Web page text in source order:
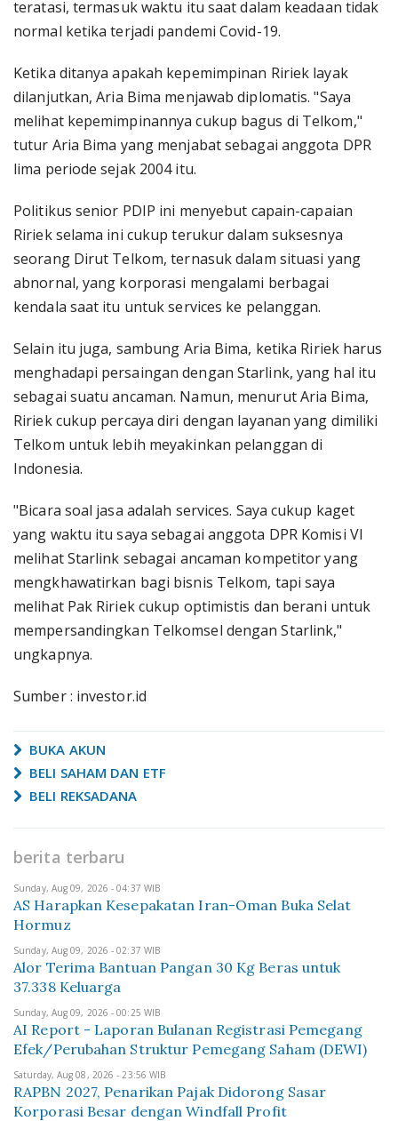
teratasi, termasuk waktu itu saat dalam keadaan tidak
normal ketika terjadi pandemi Covid-19.
Ketika ditanya apakah kepemimpinan Ririek layak
dilanjutkan, Aria Bima menjawab diplomatis. "Saya
melihat kepemimpinannya cukup bagus di Telkom,"
tutur Aria Bima yang menjabat sebagai anggota DPR
lima periode sejak 2004 itu.
Politikus senior PDIP ini menyebut capain-capaian
Ririek selama ini cukup terukur dalam suksesnya
seorang Dirut Telkom, ternasuk dalam situasi yang
abnornal, yang korporasi mengalami berbagai
kendala saat itu untuk services ke pelanggan.
Selain itu juga, sambung Aria Bima, ketika Ririek harus
menghadapi persaingan dengan Starlink, yang hal itu
sebagai suatu ancaman. Namun, menurut Aria Bima,
Ririek cukup percaya diri dengan layanan yang dimiliki
Telkom untuk lebih meyakinkan pelanggan di
Indonesia.
"Bicara soal jasa adalah services. Saya cukup kaget
yang waktu itu saya sebagai anggota DPR Komisi VI
melihat Starlink sebagai ancaman kompetitor yang
mengkhawatirkan bagi bisnis Telkom, tapi saya
melihat Pak Ririek cukup optimistis dan berani untuk
mempersandingkan Telkomsel dengan Starlink,"
ungkapnya.
Sumber : investor.id
BUKA AKUN
BELI SAHAM DAN ETF
BELI REKSADANA
berita terbaru
Sunday, Aug 09, 2026 - 04:37 WIB
AS Harapkan Kesepakatan Iran-Oman Buka Selat
Hormuz
Sunday, Aug 09, 2026 - 02:37 WIB
Alor Terima Bantuan Pangan 30 Kg Beras untuk
37.338 Keluarga
Sunday, Aug 09, 2026 - 00:25 WIB
AI Report - Laporan Bulanan Registrasi Pemegang
Efek/Perubahan Struktur Pemegang Saham (DEWI)
Saturday, Aug 08, 2026 - 23:56 WIB
RAPBN 2027, Penarikan Pajak Didorong Sasar
Korporasi Besar dengan Windfall Profit